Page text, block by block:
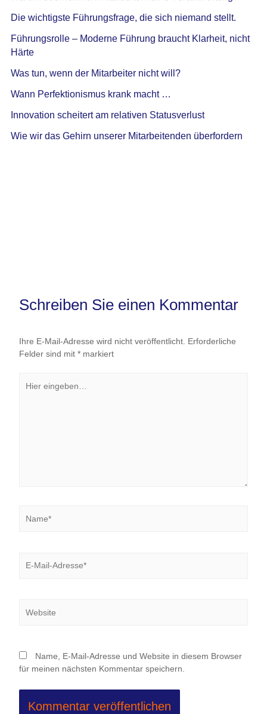
Die wichtigste Führungsfrage, die sich niemand stellt.
Führungsrolle – Moderne Führung braucht Klarheit, nicht
Härte
Was tun, wenn der Mitarbeiter nicht will?
Wann Perfektionismus krank macht …
Innovation scheitert am relativen Statusverlust
Wie wir das Gehirn unserer Mitarbeitenden überfordern
Schreiben Sie einen Kommentar
Ihre E-Mail-Adresse wird nicht veröffentlicht. Erforderliche
Felder sind mit *markiert
eingeben…
Mail-
Name, E-Mail-Adresse und Website in diesem Browser
für meinen nächsten Kommentar speichern.